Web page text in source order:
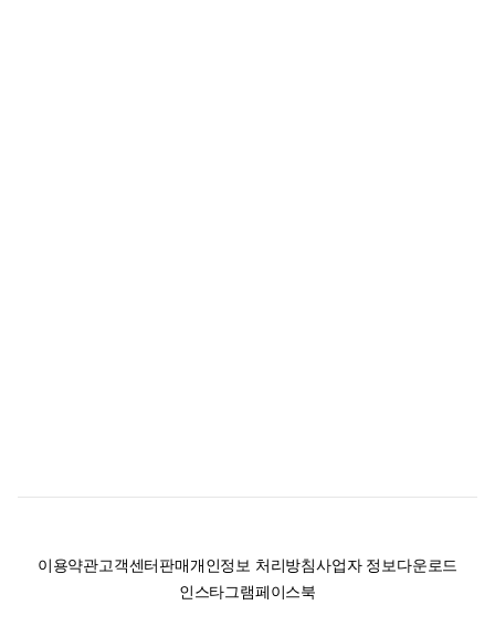
이용약관고객센터판매개인정보 처리방침사업자 정보다운로드
인스타그램페이스북